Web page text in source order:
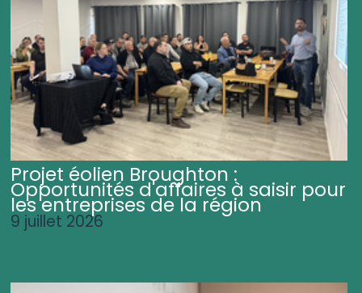
Projet éolien Broughton :
Opportunités d'affaires à saisir pour
les entreprises de la région
9 juillet 2026